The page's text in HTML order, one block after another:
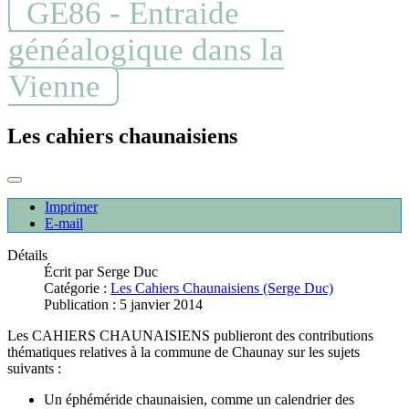
GE86 - Entraide
généalogique dans la
Vienne
Les cahiers chaunaisiens
Imprimer
E-mail
Détails
Écrit par Serge Duc
Catégorie : Les Cahiers Chaunaisiens (Serge Duc)
Publication : 5 janvier 2014
Les CAHIERS CHAUNAISIENS publieront des contributions
thématiques relatives à la commune de Chaunay sur les sujets
suivants :
Un éphéméride chaunaisien, comme un calendrier des